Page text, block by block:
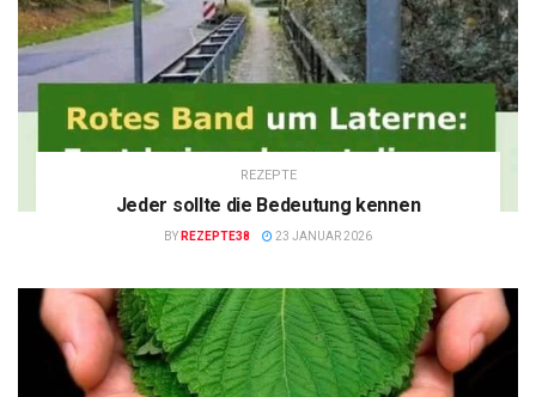
REZEPTE
Jeder sollte die Bedeutung kennen
BY REZEPTE38 23 JANUAR 2026